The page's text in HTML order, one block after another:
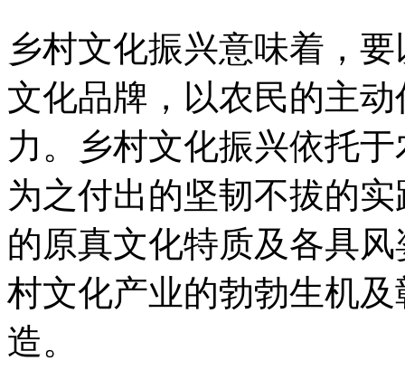
乡村文化振兴意味着，
文化品牌，以农民的主
力。乡村文化振兴依托
为之付出的坚韧不拔的
的原真文化特质及各具
村文化产业的勃勃生机
造。